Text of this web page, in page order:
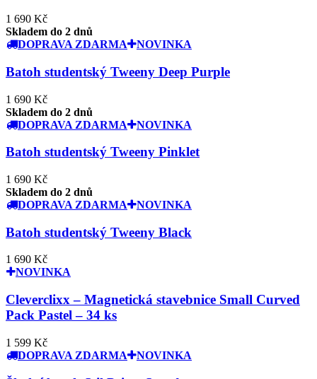
1 690 Kč
Skladem do 2 dnů
DOPRAVA ZDARMA
NOVINKA
Batoh studentský Tweeny Deep Purple
1 690 Kč
Skladem do 2 dnů
DOPRAVA ZDARMA
NOVINKA
Batoh studentský Tweeny Pinklet
1 690 Kč
Skladem do 2 dnů
DOPRAVA ZDARMA
NOVINKA
Batoh studentský Tweeny Black
1 690 Kč
NOVINKA
Cleverclixx – Magnetická stavebnice Small Curved
Pack Pastel – 34 ks
1 599 Kč
DOPRAVA ZDARMA
NOVINKA